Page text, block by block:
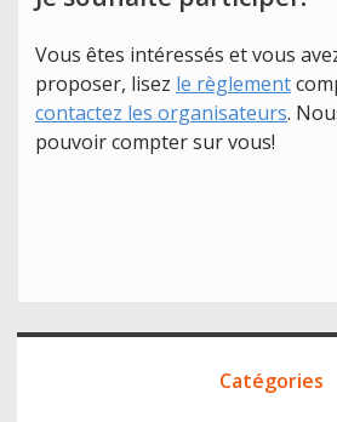
Vous êtes intéressés et vous
proposer, lisez le règlement
contactez les organisateurs.
pouvoir compter sur vous!
Accès
Catégories